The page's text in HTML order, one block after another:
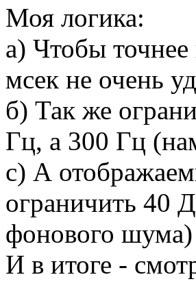
Моя логика:
а) Чтобы
мсек не очень
б) Так же
Гц, а 300 Гц
с) А
ограничить 40
фонового шума)
И в итоге -